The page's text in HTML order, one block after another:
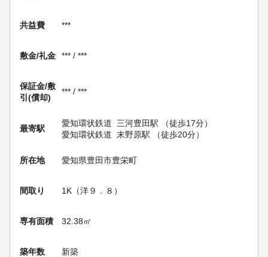
共益費 ***
敷金/礼金 *** / ***
保証金/敷
引(償却)
*** / ***
最寄駅
愛知環状鉄道 三河豊田駅 （徒歩17分）
愛知環状鉄道 末野原駅 （徒歩20分）
所在地 愛知県豊田市豊栄町
間取り 1K（洋９．８）
専有面積 32.38㎡
築年数 新築